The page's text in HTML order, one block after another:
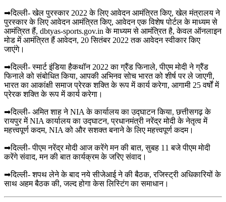
➡दिल्ली- खेल पुरस्कार 2022 के लिए आवेदन आमंत्रित किए, खेल मंत्रालय ने
पुरस्कार के लिए आवेदन आमंत्रित किए, आवेदन एक विशेष पोर्टल के माध्यम से
आमंत्रित हैं, dbtyas-sports.gov.in के माध्यम से आमंत्रित है, केवल ऑनलाइन
मोड में आमंत्रित हैं आवेदन, 20 सितंबर 2022 तक आवेदन स्वीकार किए
जाएंगे।
➡दिल्ली- स्मार्ट इंडिया हैकथॉन 2022 का ग्रैंड फिनाले, पीएम मोदी ने ग्रैंड
फिनाले को संबोधित किया, आपकी अभिनव सोच भारत को शीर्ष पर ले जाएगी,
भारत का आकांक्षी समाज प्रेरक शक्ति के रूप में कार्य करेगा, आगामी 25 वर्षों में
प्रेरक शक्ति के रूप में कार्य करेगा।
➡दिल्ली- अमित शाह ने NIA के कार्यालय का उद्घाटन किया, छत्तीसगढ़ के
रायपुर में NIA कार्यालय का उद्घाटन, प्रधानमंत्री नरेंद्र मोदी के नेतृत्व में
महत्त्वपूर्ण कदम, NIA को और सशक्त बनाने के लिए महत्त्वपूर्ण कदम।
➡दिल्ली- पीएम नरेंद्र मोदी आज करेंगे मन की बात, सुबह 11 बजे पीएम मोदी
करेंगे संवाद, मन की बात कार्यक्रम के जरिए संवाद।
➡दिल्ली- शपथ लेने के बाद नये सीजेआई ने की बैठक, रजिस्ट्री अधिकारियों के
साथ अहम बैठक की, जल्द होगा केस लिस्टिंग का समाधान।